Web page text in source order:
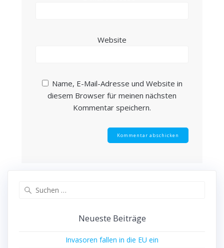
Website
Name, E-Mail-Adresse und Website in
diesem Browser für meinen nächsten
Kommentar speichern.
Neueste Beiträge
Invasoren fallen in die EU ein